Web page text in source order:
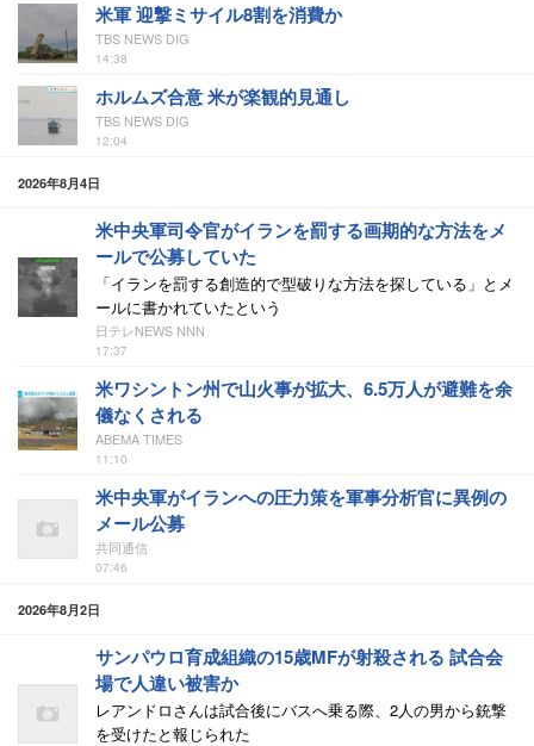
米軍 迎撃ミサイル8割を消費か
TBS NEWS DIG
14:38
ホルムズ合意 米が楽観的見通し
TBS NEWS DIG
12:04
2026年8月4日
米中央軍司令官がイランを罰する画期的な方法をメ
ールで公募していた
「イランを罰する創造的で型破りな方法を探している」とメ
ールに書かれていたという
日テレNEWS NNN
17:37
米ワシントン州で山火事が拡大、6.5万人が避難を余
儀なくされる
ABEMA TIMES
11:10
米中央軍がイランへの圧力策を軍事分析官に異例の
メール公募
共同通信
07:46
2026年8月2日
サンパウロ育成組織の15歳MFが射殺される 試合会
場で人違い被害か
レアンドロさんは試合後にバスへ乗る際、2人の男から銃撃
を受けたと報じられた